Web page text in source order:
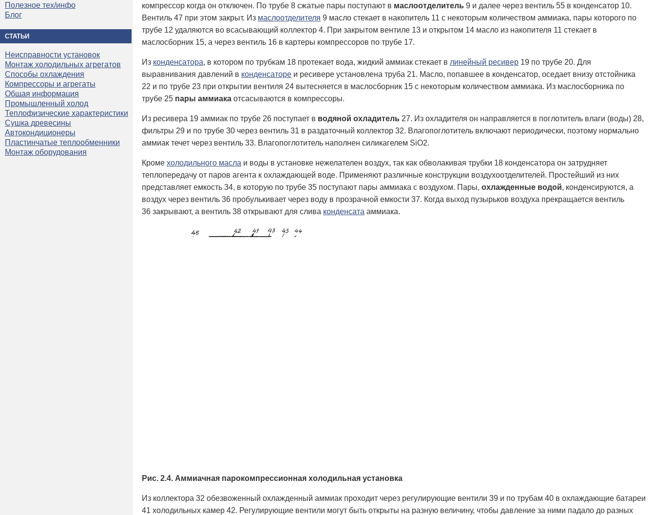
Полезное тех/инфо
Блог
СТАТЬИ
Неисправности установок
Монтаж холодильных агрегатов
Способы охлаждения
Компрессоры и агрегаты
Общая информация
Промышленный холод
Теплофизические характеристики
Сушка древесины
Автокондиционеры
Пластинчатые теплообменники
Монтаж оборудования
компрессор когда он отключен. По трубе 8 сжатые пары поступают в маслоотделитель 9 и далее через вентиль 55 в конденсатор 10.
Вентиль 47 при этом закрыт. Из маслоотделителя 9 масло стекает в накопитель 11 с некоторым количеством аммиака, пары которого по
трубе 12 удаляются во всасывающий коллектор 4. При закрытом вентиле 13 и открытом 14 масло из накопителя 11 стекает в
маслосборник 15, а через вентиль 16 в картеры компрессоров по трубе 17.
Из конденсатора, в котором по трубкам 18 протекает вода, жидкий аммиак стекает в линейный ресивер 19 по трубе 20. Для
выравнивания давлений в конденсаторе и ресивере установлена труба 21. Масло, попавшее в конденсатор, оседает внизу отстойника
22 и по трубе 23 при открытии вентиля 24 вытесняется в маслосборник 15 с некоторым количеством аммиака. Из маслосборника по
трубе 25 пары аммиака отсасываются в компрессоры.
Из ресивера 19 аммиак по трубе 26 поступает в водяной охладитель 27. Из охладителя он направляется в поглотитель влаги (воды) 28,
фильтры 29 и по трубе 30 через вентиль 31 в раздаточный коллектор 32. Влагопоглотитель включают периодически, поэтому нормально
аммиак течет через вентиль 33. Влагопоглотитель наполнен силикагелем SiO2.
Кроме холодильного масла и воды в установке нежелателен воздух, так как обволакивая трубки 18 конденсатора он затрудняет
теплопередачу от паров агента к охлаждающей воде. Применяют различные конструкции воздухоотделителей. Простейший из них
представляет емкость 34, в которую по трубе 35 поступают пары аммиака с воздухом. Пары, охлажденные водой, конденсируются, а
воздух через вентиль 36 пробулькивает через воду в прозрачной емкости 37. Когда выход пузырьков воздуха прекращается вентиль
36 закрывают, а вентиль 38 открывают для слива конденсата аммиака.
Рис. 2.4. Аммиачная парокомпрессионная холодильная установка
Из коллектора 32 обезвоженный охлажденный аммиак проходит через регулирующие вентили 39 и по трубам 40 в охлаждающие батареи
41 холодильных камер 42. Регулирующие вентили могут быть открыты на разную величину, чтобы давление за ними падало до разных